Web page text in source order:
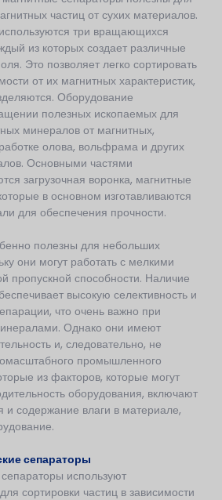
частиц от сухих материалов.
три вращающихся
из которых создает различные
Это позволяет легко сортировать
от их магнитных характеристик,
Оборудование
полезных ископаемых для
минералов от магнитных,
олова, вольфрама и других
Основными частями
загрузочная воронка, магнитные
в основном изготавливаются
для обеспечения прочности.
полезны для небольших
они могут работать с мелкими
пропускной способности. Наличие
высокую селективность и
что очень важно при
Однако они имеют
и, следовательно, не
промышленного
из факторов, которые могут
оборудования, включают
и содержание влаги в материале,
сепараторы
используют
сортировки частиц в зависимости